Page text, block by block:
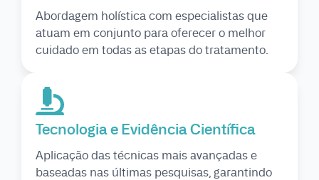
Abordagem holística com especialistas que
atuam em conjunto para oferecer o melhor
cuidado em todas as etapas do tratamento.
Tecnologia e Evidência Científica
Aplicação das técnicas mais avançadas e
baseadas nas últimas pesquisas, garantindo